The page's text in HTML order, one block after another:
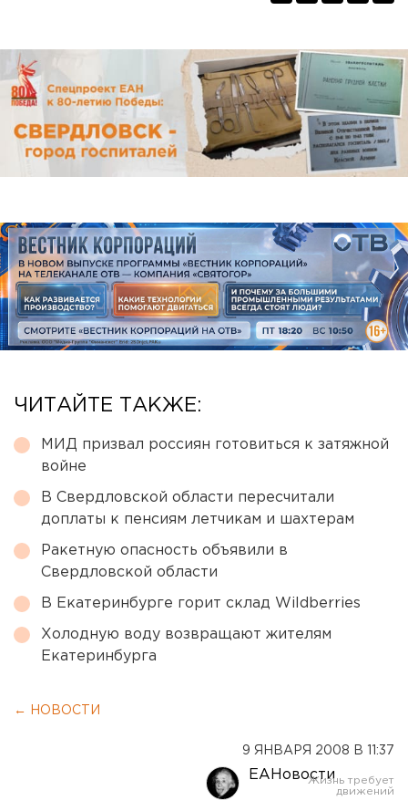
ЧИТАЙТЕ ТАКЖЕ:
МИД призвал россиян готовиться к затяжной
войне
В Свердловской области пересчитали
доплаты к пенсиям летчикам и шахтерам
Ракетную опасность объявили в
Свердловской области
В Екатеринбурге горит склад Wildberries
Холодную воду возвращают жителям
Екатеринбурга
← НОВОСТИ
9 ЯНВАРЯ 2008 В 11:37
ЕАНовости